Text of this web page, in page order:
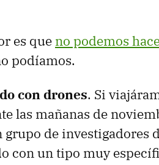
es que no podemos
podíamos.
con drones. Si
las mañanas de
de investigadores
con un tipo muy